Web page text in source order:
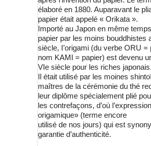
élaboré en 1880. Auparavant le
papier était appelé « Orikata ».
Importé au Japon en même
papier par les moins bouddhistes
siècle, I’origami (du verbe ORU =
nom KAMI = papier) est devenu
VIe siècle pour les riches japonais.
Il était utilisé par les moines
maîtres de la cérémonie du thé
leur diplôme spécialement plié
les contrefaçons, d’où
origamique» (terme encore
utilisé de nos jours) qui est
garantie d’authenticité.